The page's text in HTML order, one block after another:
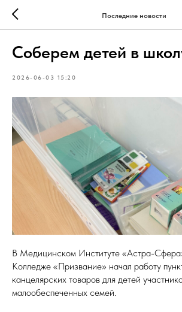
Последние новости
Соберем детей в
2026-06-03 15:20
В Медицинском Институте «Астра-
Колледже «Призвание» начал работу
канцелярских товаров для детей
малообеспеченных семей.